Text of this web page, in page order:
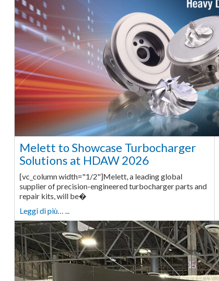
Melett to Showcase Turbocharger
Solutions at HDAW 2026
[vc_column width="1/2"]Melett, a leading global
supplier of precision-engineered turbocharger parts and
repair kits, will be�
Leggi di più… ...